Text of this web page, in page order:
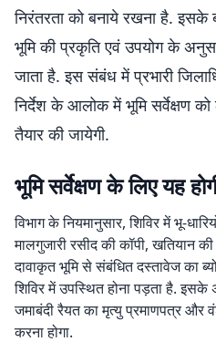
निरंतरता को बनाये रखना है. इसके
भूमि की प्रकृति एवं उपयोग के
जाता है. इस संबंध में प्रभारी
निर्देश के आलोक में भूमि सर्वेक्षण
तैयार की जायेगी.
भूमि सर्वेक्षण के लिए यह
विभाग के नियमानुसार, शिविर में भू-
मालगुजारी रसीद की कॉपी, खतियान
दावाकृत भूमि से संबंधित दस्तावेज का
शिविर में उपस्थित होना पड़ता है.
जमाबंदी रैयत का मृत्यु प्रमाणपत्र और
करना होगा.